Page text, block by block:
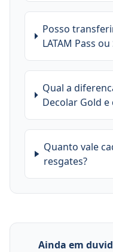
Posso
LATAM Pass
Qual a
Decolar Gold e
Quanto vale
resgates?
Ainda em